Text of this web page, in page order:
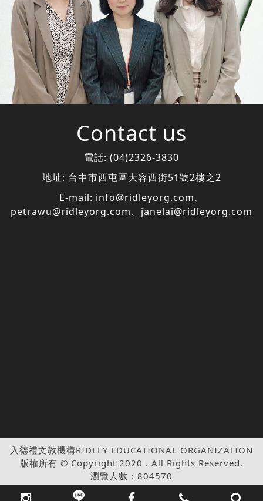
Contact us
電話: (04)2326-3830
地址: 台中市西屯區大容西街51號2樓之2
E-mail: info@ridleyorg.com、
petrawu@ridleyorg.com、 janelai@ridleyorg.com
入德禮文教機構RIDLEY EDUCATIONAL ORGANIZATION
版權所有 © Copyright 2020 . All Rights Reserved.
瀏覽人數：804570